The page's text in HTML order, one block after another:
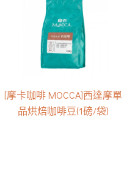
[摩卡咖啡 MOCCA]西達摩單
品烘焙咖啡豆(1磅/袋)